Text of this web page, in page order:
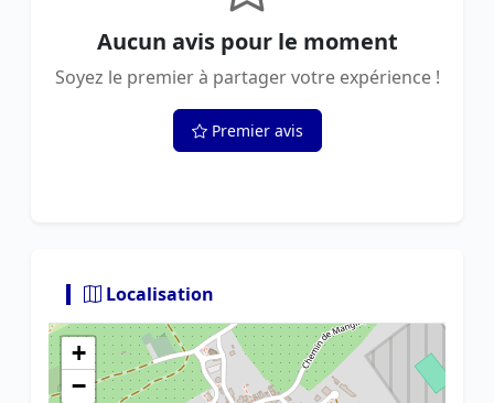
Aucun avis pour le moment
Soyez le premier à partager votre expérience !
Premier avis
Localisation
+
−